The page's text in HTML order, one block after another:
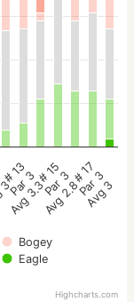
Bogey
Eagle
# 13
Par 3
Avg 3.3
# 15
Par 3
Avg 2.8
# 17
Par 3
Avg 3
Highcharts.com